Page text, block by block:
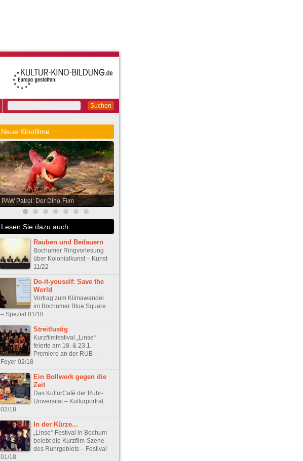
Suchen
Neue Kinofilme
PAW Patrol: Der Dino-Film
Lesen Sie dazu auch:
Rauben und Bedauern
Bochumer Ringvorlesung
über Kolonialkunst – Kunst
11/22
Do-it-youself: Save the
World
Vortrag zum Klimawandel
im Bochumer Blue Square
– Spezial 01/18
Streitlustig
Kurzfilmfestival „Linse“
feierte am 18. & 23.1.
Premiere an der RUB –
Foyer 02/18
Ein Bollwerk gegen die
Zeit
Das KulturCafé der Ruhr-
Universität – Kulturporträt
02/18
In der Kürze...
„Linse“-Festival in Bochum
belebt die Kurzfilm-Szene
des Ruhrgebiets – Festival
01/18